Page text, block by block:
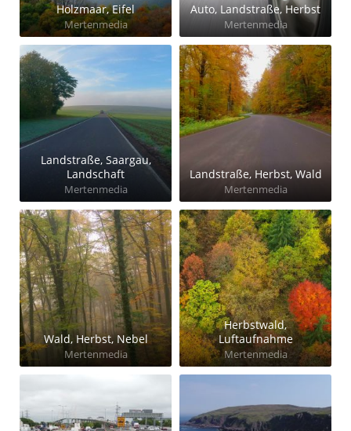
Holzmaar, Eifel
Mertenmedia
Auto, Landstraße, Herbst
Mertenmedia
Landstraße, Saargau,
Landschaft
Mertenmedia
Landstraße, Herbst, Wald
Mertenmedia
Wald, Herbst, Nebel
Mertenmedia
Herbstwald,
Luftaufnahme
Mertenmedia